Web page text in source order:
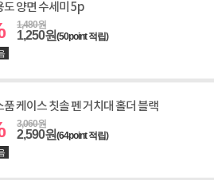
도 양면 수세미 5p
1,480원
1,250원(50point 적립)
품 케이스 칫솔 펜 거치대 홀더 블랙
3,060원
2,590원(64point 적립)